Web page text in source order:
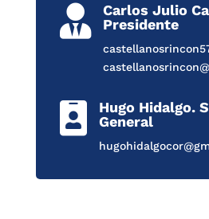

Carlos Julio
Presidente

Hugo Hidalgo.
General